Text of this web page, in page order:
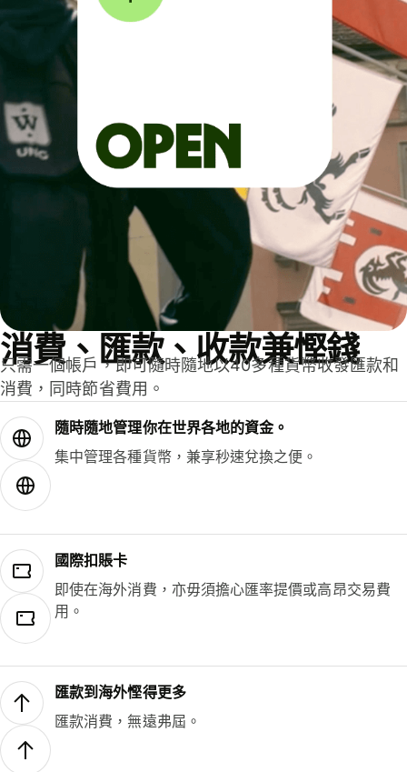
消費、匯款、收款兼慳錢
只需一個帳戶，即可隨時隨地以40多種貨幣收發匯款和
消費，同時節省費用。
隨時隨地管理你在世界各地的資金。
集中管理各種貨幣，兼享秒速兌換之便。
國際扣賬卡
即使在海外消費，亦毋須擔心匯率提價或高昂交易費
用。
匯款到海外慳得更多
匯款消費，無遠弗屆。